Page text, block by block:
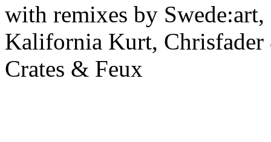
with remixes by
Kalifornia Kurt,
Crates & Feux